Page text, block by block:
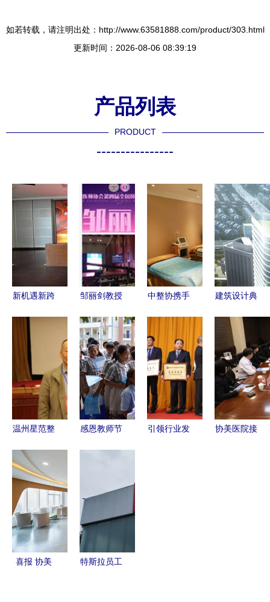
如若转载，请注明出处：http://www.63581888.com/product/303.html
更新时间：2026-08-06 08:39:19
产品列表
PRODUCT
----------------
新机遇新跨
视野引领医
学未来——
赤峰市医院
携手美国心
脏协会，心
血管急救培
挂牌
邹丽剑教授
国医师协会
大会，协美
医院展现学
科实力
中整协携手
保”正式进
驻兰州黛美
尔与协美医
院，医美安
全再添保障
建筑设计典
逸夫医院五
期工程荣获
美国建筑师
协会公众选
温州星范整
协3A级医
美机构认
证，树立行
业新标杆
感恩教师节
暖心之举
引领行业发
协美医院接
喜报 协美
特斯拉员工